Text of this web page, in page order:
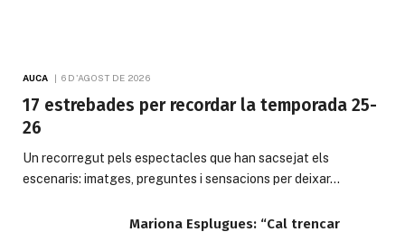
AUCA 6 D'AGOST DE 2026
17 estrebades per recordar la temporada 25-
26
Un recorregut pels espectacles que han sacsejat els
escenaris: imatges, preguntes i sensacions per deixar…
Mariona Esplugues: “Cal trencar